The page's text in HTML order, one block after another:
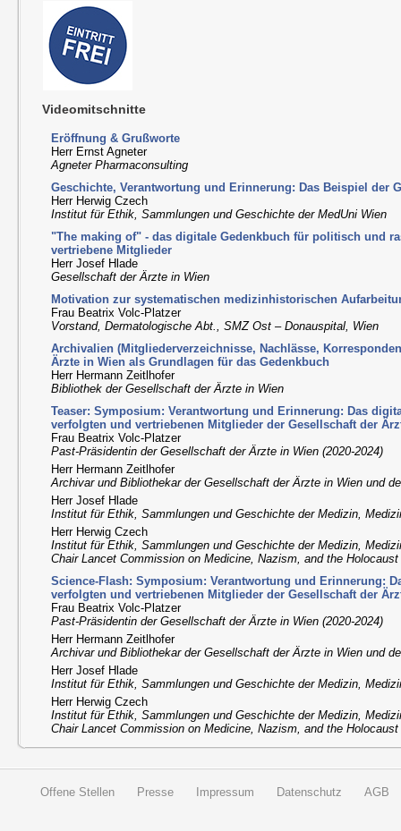
Videomitschnitte
Eröffnung & Grußworte
Herr Ernst Agneter
Agneter Pharmaconsulting
Geschichte, Verantwortung und Erinnerung: Das Beispiel der
Herr Herwig Czech
Institut für Ethik, Sammlungen und Geschichte der MedUni Wien
"The making of" - das digitale Gedenkbuch für politisch und
vertriebene Mitglieder
Herr Josef Hlade
Gesellschaft der Ärzte in Wien
Motivation zur systematischen medizinhistorischen
Frau Beatrix Volc-Platzer
Vorstand, Dermatologische Abt., SMZ Ost – Donauspital, Wien
Archivalien (Mitgliederverzeichnisse, Nachlässe,
Ärzte in Wien als Grundlagen für das Gedenkbuch
Herr Hermann Zeitlhofer
Bibliothek der Gesellschaft der Ärzte in Wien
Teaser: Symposium: Verantwortung und Erinnerung: Das
verfolgten und vertriebenen Mitglieder der Gesellschaft der
Frau Beatrix Volc-Platzer
Past-Präsidentin der Gesellschaft der Ärzte in Wien (2020-2024)
Herr Hermann Zeitlhofer
Archivar und Bibliothekar der Gesellschaft der Ärzte in Wien und
Herr Josef Hlade
Institut für Ethik, Sammlungen und Geschichte der Medizin,
Herr Herwig Czech
Institut für Ethik, Sammlungen und Geschichte der Medizin,
Chair Lancet Commission on Medicine, Nazism, and the Holocaust
Science-Flash: Symposium: Verantwortung und Erinnerung:
verfolgten und vertriebenen Mitglieder der Gesellschaft der
Frau Beatrix Volc-Platzer
Past-Präsidentin der Gesellschaft der Ärzte in Wien (2020-2024)
Herr Hermann Zeitlhofer
Archivar und Bibliothekar der Gesellschaft der Ärzte in Wien und
Herr Josef Hlade
Institut für Ethik, Sammlungen und Geschichte der Medizin,
Herr Herwig Czech
Institut für Ethik, Sammlungen und Geschichte der Medizin,
Chair Lancet Commission on Medicine, Nazism, and the Holocaust
Offene Stellen Presse Impressum Datenschutz AGB